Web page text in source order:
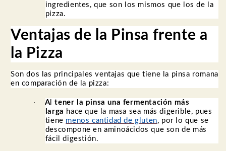
ingredientes, que son los mismos que los de la
pizza.
Ventajas de la Pinsa frente a
la Pizza
Son dos las principales ventajas que tiene la pinsa romana
en comparación de la pizza:
· Altener la pinsa una fermentación más
larga hace que la masa sea más digerible, pues
tiene menos cantidad de gluten, por lo que se
descompone en aminoácidos que son de más
fácil digestión.